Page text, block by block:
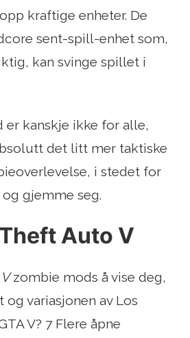
kraftige enheter. De
sent-spill-enhet som,
kan svinge spillet i
er kanskje ikke for alle,
det litt mer taktiske
i stedet for
gjemme seg.
Auto V
zombie mods å vise deg,
variasjonen av Los
V? 7 Flere åpne